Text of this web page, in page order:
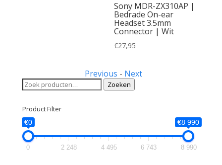
Sony MDR-ZX310AP |
Bedrade On-ear
Headset 3.5mm
Connector | Wit
€27,95
Previous - Next
Zoeken
naar:
Zoeken
Product Filter
€0 €8 990
0 2 248 4 495 6 743 8 990